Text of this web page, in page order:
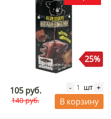
25%
105 руб.
140 руб.
- шт +
В корзину